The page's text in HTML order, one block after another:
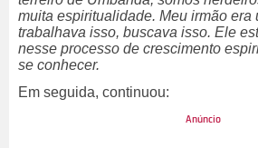
muita espiritualidade. Meu irmão era
trabalhava isso, buscava isso. Ele
nesse processo de crescimento
se conhecer.
Em seguida, continuou: